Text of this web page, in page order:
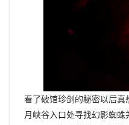
看了破馆珍剑的秘密以后
月峡谷入口处寻找幻影蜘